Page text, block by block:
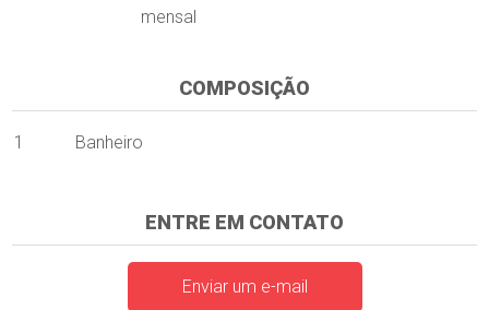
mensal
COMPOSIÇÃO
1 Banheiro
ENTRE EM CONTATO
Enviar um e-mail